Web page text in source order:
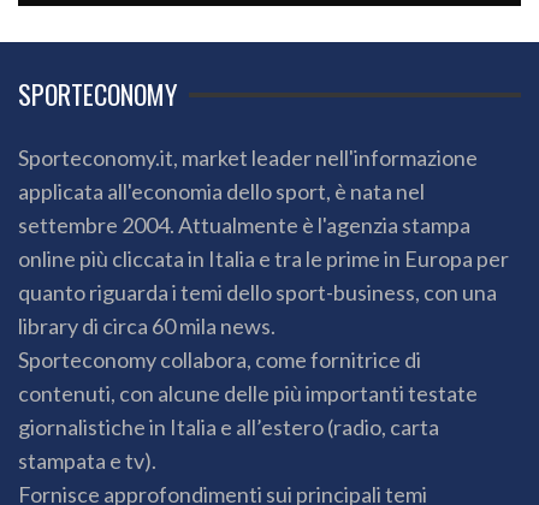
SPORTECONOMY
Sporteconomy.it, market leader nell'informazione
applicata all'economia dello sport, è nata nel
settembre 2004. Attualmente è l'agenzia stampa
online più cliccata in Italia e tra le prime in Europa per
quanto riguarda i temi dello sport-business, con una
library di circa 60 mila news.
Sporteconomy collabora, come fornitrice di
contenuti, con alcune delle più importanti testate
giornalistiche in Italia e all’estero (radio, carta
stampata e tv).
Fornisce approfondimenti sui principali temi